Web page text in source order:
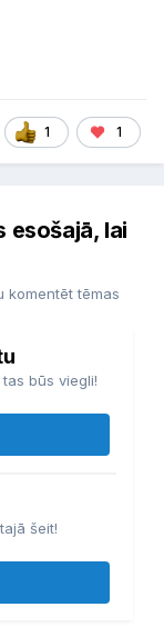
1 1
esošajā, lai
komentēt tēmas
būs viegli!
šeit!